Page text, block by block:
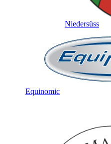
Niedersüss
Equinomic